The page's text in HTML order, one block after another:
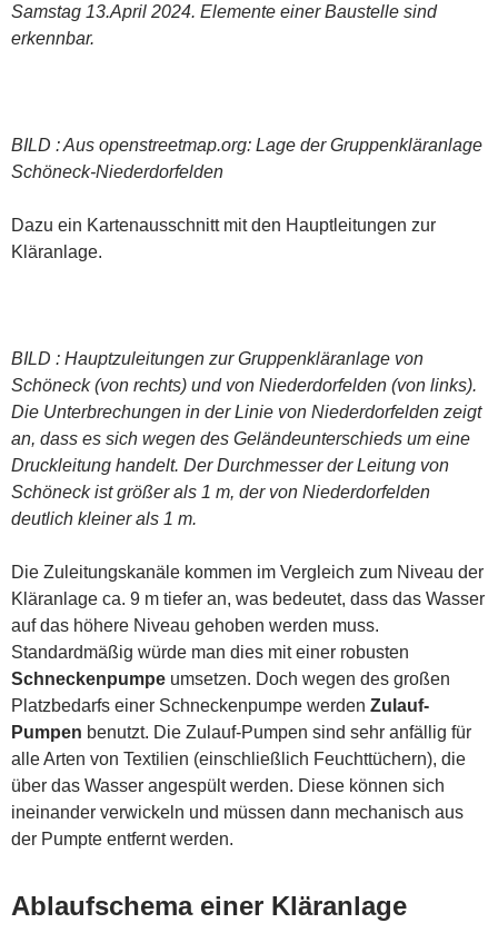
Samstag 13.April 2024. Elemente einer Baustelle sind
erkennbar.
BILD : Aus openstreetmap.org: Lage der Gruppenkläranlage
Schöneck-Niederdorfelden
Dazu ein Kartenausschnitt mit den Hauptleitungen zur
Kläranlage.
BILD : Hauptzuleitungen zur Gruppenkläranlage von
Schöneck (von rechts) und von Niederdorfelden (von links).
Die Unterbrechungen in der Linie von Niederdorfelden zeigt
an, dass es sich wegen des Geländeunterschieds um eine
Druckleitung handelt. Der Durchmesser der Leitung von
Schöneck ist größer als 1 m, der von Niederdorfelden
deutlich kleiner als 1 m.
Die Zuleitungskanäle kommen im Vergleich zum Niveau der
Kläranlage ca. 9 m tiefer an, was bedeutet, dass das Wasser
auf das höhere Niveau gehoben werden muss.
Standardmäßig würde man dies mit einer robusten
Schneckenpumpe umsetzen. Doch wegen des großen
Platzbedarfs einer Schneckenpumpe werden Zulauf-
Pumpen benutzt. Die Zulauf-Pumpen sind sehr anfällig für
alle Arten von Textilien (einschließlich Feuchttüchern), die
über das Wasser angespült werden. Diese können sich
ineinander verwickeln und müssen dann mechanisch aus
der Pumpte entfernt werden.
Ablaufschema einer Kläranlage